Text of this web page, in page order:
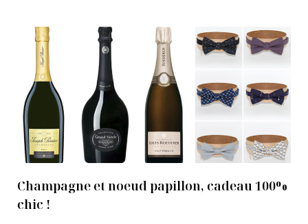
Champagne et noeud papillon, cadeau 100%
chic !